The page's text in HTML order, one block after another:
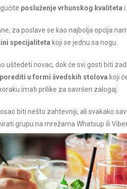
posluženje vrhunskog kvaliteta i
za poslave se kao najbolja opcija
specijaliteta koji se jednu sa nogu.
uštedeti novac, dok će svi gosti biti
u formi švedskih stolova koji
imati prilike za savršen zalogaj.
biti nešto zahtevniji, ali svakako
grupu na mrežama Whatsup ili